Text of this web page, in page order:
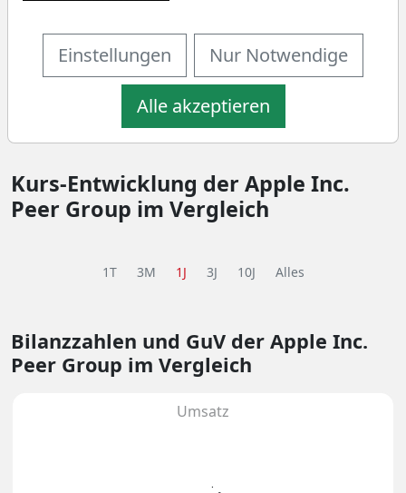
Performance-Vergleich der Apple
Inc. Peer Group
Kurs-Entwicklung der Apple Inc.
Peer Group im Vergleich
1T 3M 1J 3J 10J Alles
Bilanzzahlen und GuV der Apple Inc.
Peer Group im Vergleich
Umsatz
Einstellungen Nur Notwendige
Alle akzeptieren